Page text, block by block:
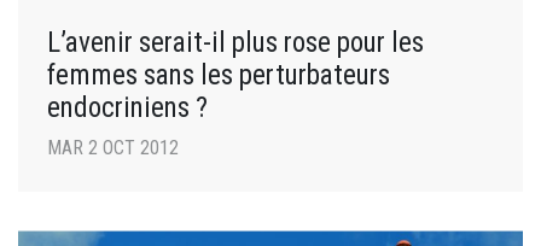
L’avenir serait-il plus rose pour les
femmes sans les perturbateurs
endocriniens ?
MAR 2 OCT 2012